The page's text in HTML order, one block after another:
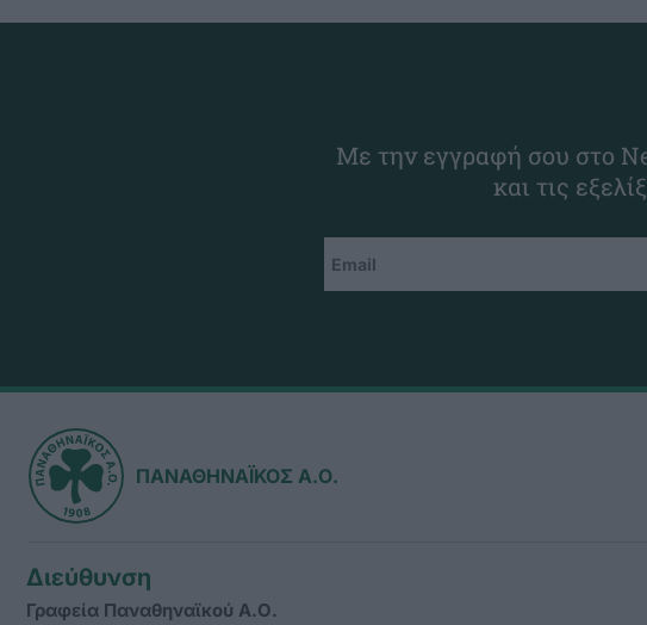
Με την εγγραφή σου στο
και τις
ΠΑΝΑΘΗΝΑΪΚΟΣ Α.Ο.
Διεύθυνση
Γραφεία Παναθηναϊκού Α.Ο.